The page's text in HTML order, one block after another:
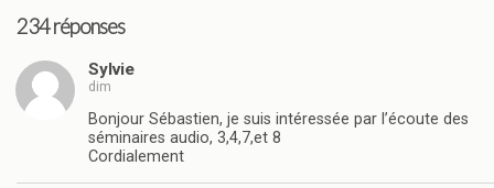
234 réponses
Sylvie
dim
Bonjour Sébastien, je suis intéressée par l’écoute des
séminaires audio, 3,4,7,et 8
Cordialement